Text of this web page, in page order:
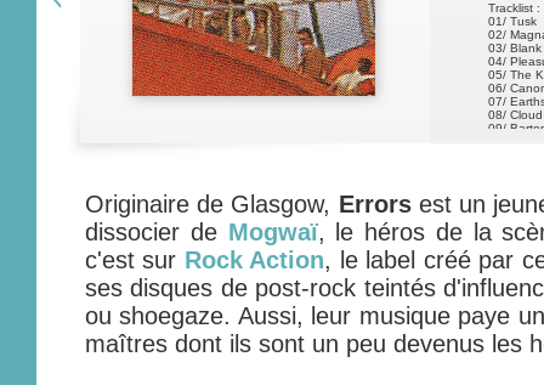
Tracklist :
01/ Tusk
02/
03/ Blank
04/
05/ The
06/
07/
08/
09/
Originaire de Glasgow, Errorsest un
dissocier de Mogwaï, le héros de la
c'est sur Rock Action, le label créé par
ses disques de post-rock teintés
ou shoegaze. Aussi, leur musique paye
maîtres dont ils sont un peu devenus les